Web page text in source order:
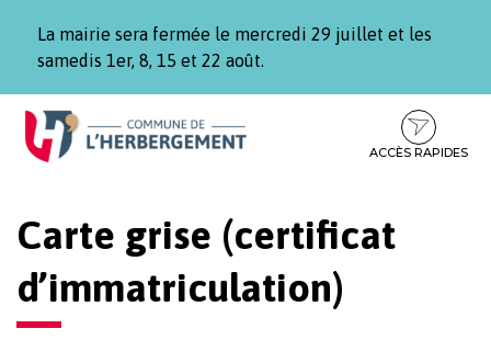
La mairie sera fermée le mercredi 29 juillet et les
samedis 1er, 8, 15 et 22 août.
Aller
Aller
contenu
Aller
pied
ACCÈS RAPIDES
Carte grise (certificat
d’immatriculation)